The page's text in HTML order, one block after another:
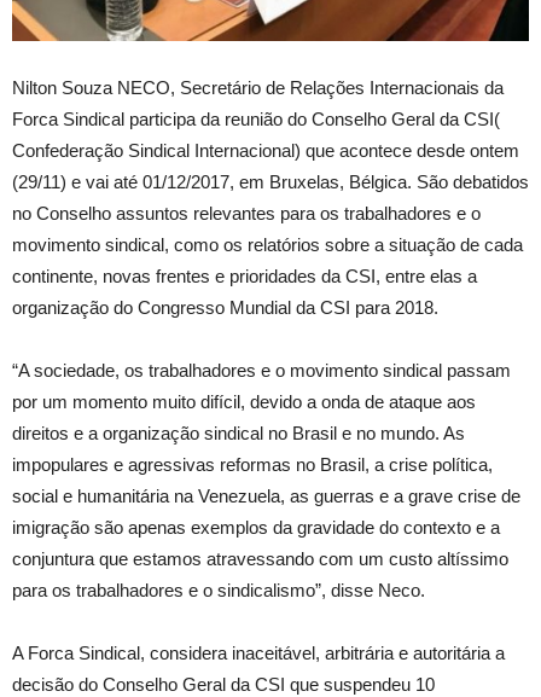
Nilton Souza NECO, Secretário de Relações Internacionais da
Forca Sindical participa da reunião do Conselho Geral da CSI(
Confederação Sindical Internacional) que acontece desde ontem
(29/11) e vai até 01/12/2017, em Bruxelas, Bélgica. São debatidos
no Conselho assuntos relevantes para os trabalhadores e o
movimento sindical, como os relatórios sobre a situação de cada
continente, novas frentes e prioridades da CSI, entre elas a
organização do Congresso Mundial da CSI para 2018.
“A sociedade, os trabalhadores e o movimento sindical passam
por um momento muito difícil, devido a onda de ataque aos
direitos e a organização sindical no Brasil e no mundo. As
impopulares e agressivas reformas no Brasil, a crise política,
social e humanitária na Venezuela, as guerras e a grave crise de
imigração são apenas exemplos da gravidade do contexto e a
conjuntura que estamos atravessando com um custo altíssimo
para os trabalhadores e o sindicalismo”, disse Neco.
A Forca Sindical, considera inaceitável, arbitrária e autoritária a
decisão do Conselho Geral da CSI que suspendeu 10